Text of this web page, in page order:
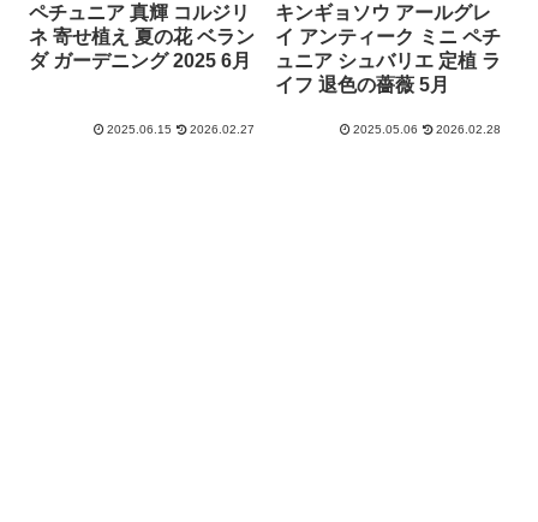
ペチュニア 真輝 コルジリ
ネ 寄せ植え 夏の花 ベラン
ダ ガーデニング 2025 6月
2025.06.15 2026.02.27
キンギョソウ アールグレ
イ アンティーク ミニ ペチ
ュニア シュバリエ 定植 ラ
イフ 退色の薔薇 5月
2025.05.06 2026.02.28